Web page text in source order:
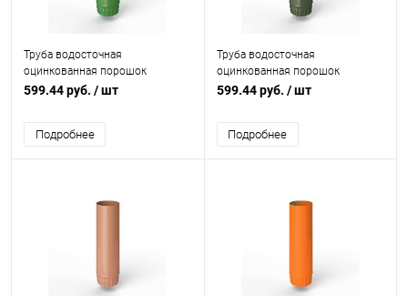
Труба водосточная
оцинкованная порошок
ф125х1250мм RAL 6017
599.44 руб. / шт
Подробнее
Труба водосточная
оцинкованная порошок
ф125х1250мм RAL 6003
599.44 руб. / шт
Подробнее